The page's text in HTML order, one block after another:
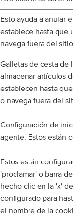
Esto ayuda a anular
establece hasta que
navega fuera del
Galletas de cesta de
almacenar artículos
establecen hasta
o navega fuera del
Configuración de
agente. Estos están
Estos están
'proclamar' o barra
hecho clic en la 'x'
configurado para
el nombre de la